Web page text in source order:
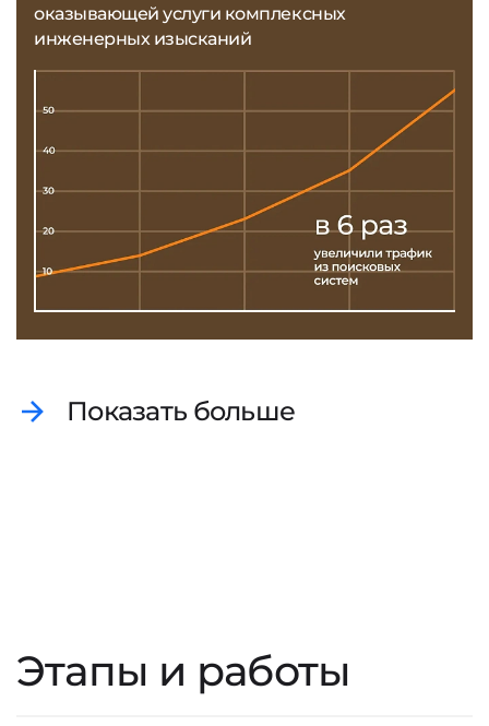
оказывающей услуги комплексных
инженерных изысканий
Показать больше
Этапы и работы